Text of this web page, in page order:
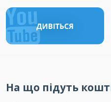
На що підуть